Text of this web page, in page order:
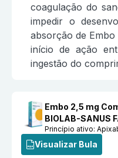
coagulação do
impedir o
absorção de
início de ação
ingestão do
Embo 2,5 mg
BIOLAB-SANUS
Princípio ativo:
Visualizar Bula